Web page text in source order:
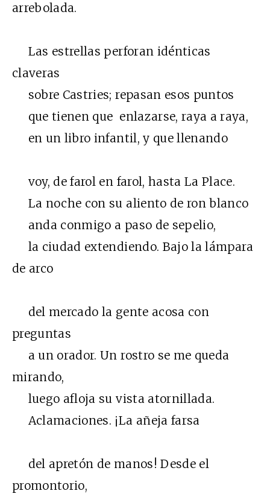
arrebolada.
Las estrellas perforan idénticas
claveras
sobre Castries; repasan esos puntos
que tienen que enlazarse, raya a raya,
en un libro infantil, y que llenando
voy, de farol en farol, hasta La Place.
La noche con su aliento de ron blanco
anda conmigo a paso de sepelio,
la ciudad extendiendo. Bajo la lámpara
de arco
del mercado la gente acosa con
preguntas
a un orador. Un rostro se me queda
mirando,
luego afloja su vista atornillada.
Aclamaciones. ¡La añeja farsa
del apretón de manos! Desde el
promontorio,